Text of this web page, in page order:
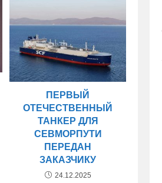
ПЕРВЫЙ
ОТЕЧЕСТВЕННЫЙ
ТАНКЕР ДЛЯ
СЕВМОРПУТИ
ПЕРЕДАН
ЗАКАЗЧИКУ
24.12.2025